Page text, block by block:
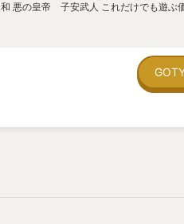
和 悪の皇帝 子安武人 これだけでも遊ぶ